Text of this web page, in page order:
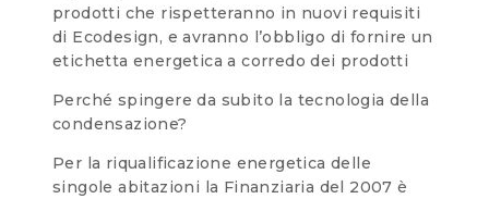
prodotti che rispetteranno in nuovi requisiti
di Ecodesign, e avranno l’obbligo di fornire un
etichetta energetica a corredo dei prodotti
Perché spingere da subito la tecnologia della
condensazione?
Per la riqualificazione energetica delle
singole abitazioni la Finanziaria del 2007 è